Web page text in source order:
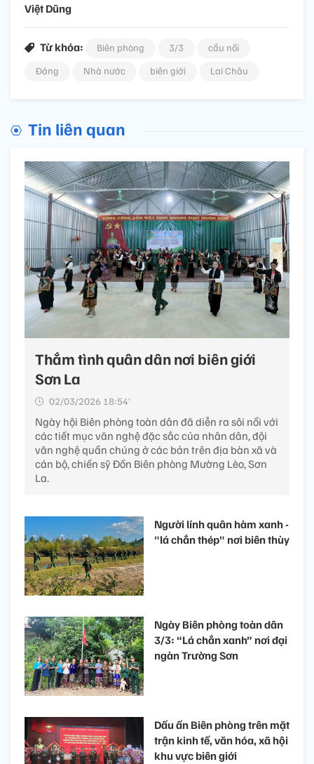
Việt Dũng
Từ khóa: Biên phòng 3/3
cầu nối
Đảng
Nhà nước biên giới Lai Châu
Tin liên quan
Thắm tình quân dân nơi biên giới
Sơn La
02/03/2026 18:54’
Ngày hội Biên phòng toàn dân đã diễn ra sôi nổi với
các tiết mục văn nghệ đặc sắc của nhân dân, đội
văn nghệ quần chúng ở các bản trên địa bàn xã và
cán bộ, chiến sỹ Đồn Biên phòng Mường Lèo, Sơn
La.
Người lính quân hàm xanh -
"lá chắn thép" nơi biên thùy
Ngày Biên phòng toàn dân
3/3: “Lá chắn xanh” nơi đại
ngàn Trường Sơn
Dấu ấn Biên phòng trên mặt
trận kinh tế, văn hóa, xã hội
khu vực biên giới